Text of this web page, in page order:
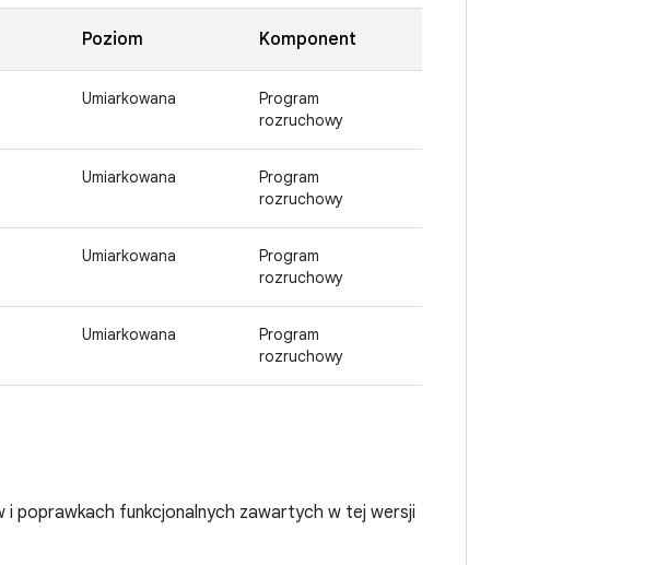
Poziom Komponent
Umiarkowana
Program
rozruchowy
Umiarkowana
Program
rozruchowy
Umiarkowana
Program
rozruchowy
Umiarkowana
Program
rozruchowy
poprawkach funkcjonalnych zawartych w tej wersji